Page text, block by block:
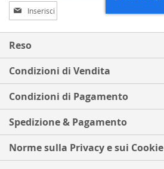
Iscriviti
alla
nostra
Newsletter:
Reso
Condizioni di Vendita
Condizioni di Pagamento
Spedizione & Pagamento
Norme sulla Privacy e sui Cookie